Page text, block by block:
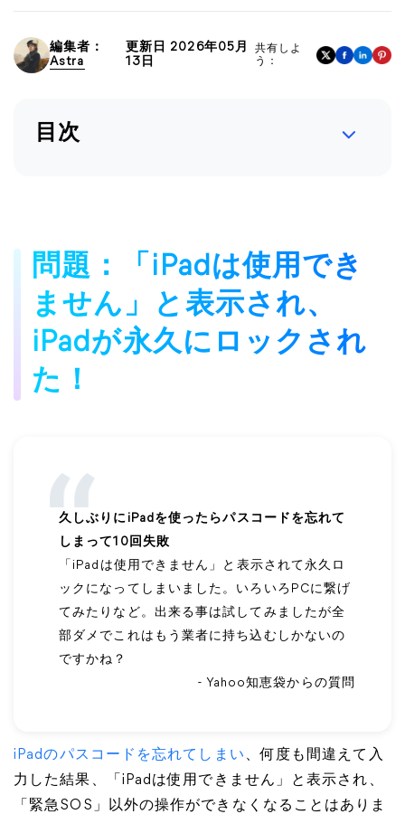
編集者：
Astra
更新日 2026年05月
13日
共有しよ
う：
目次
問題：「iPadは使用でき
ません」と表示され、
iPadが永久にロックされ
た！
久しぶりにiPadを使ったらパスコードを忘れて
しまって10回失敗
「iPadは使用できません」と表示されて永久ロ
ックになってしまいました。いろいろPCに繋げ
てみたりなど。出来る事は試してみましたが全
部ダメでこれはもう業者に持ち込むしかないの
ですかね？
- Yahoo知恵袋からの質問
iPadのパスコードを忘れてしまい 、何度も間違えて入
力した結果、「iPadは使用できません」と表示され、
「緊急SOS」以外の操作ができなくなることはありま